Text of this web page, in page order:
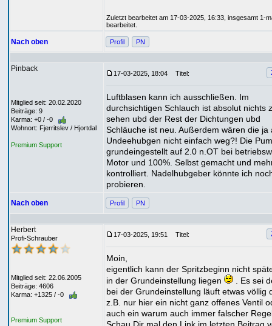
Zuletzt bearbeitet am 17-03-2025, 16:33, insgesamt 1-
bearbeitet.
Nach oben Profil PN
Pinback
Mitglied seit: 20.02.2020
Beiträge: 9
Karma: +0 / -0
Wohnort: Fjerritslev / Hjortdal
Premium Support
17-03-2025, 18:04 Titel:
Luftblasen kann ich ausschließen. Im
durchsichtigen Schlauch ist absolut nichts
sehen ubd der Rest der Dichtungen ubd
Schläuche ist neu. Außerdem wären die ja
Undeehubgen nicht einfach weg?! Die
grundeingestellt auf 2.0 n.OT bei
Motor und 100%. Selbst gemacht und
kontrolliert. Nadelhubgeber könnte ich
probieren.
Nach oben Profil PN
Herbert
Profi-Schrauber
Mitglied seit: 22.06.2005
Beiträge: 4606
Karma: +1325 / -0
Premium Support
17-03-2025, 19:51 Titel:
Moin,
eigentlich kann der Spritzbeginn nicht
in der Grundeinstellung liegen
. Es sei
bei der Grundeinstellung läuft etwas völlig
z.B. nur hier ein nicht ganz offenes Ventil
auch ein warum auch immer falscher